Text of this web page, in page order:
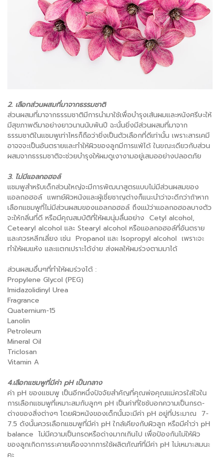
2. เลือกส่วนผสมที่มาจากธรรมชาติ
ส่วนผสมที่มาจากธรรมชาติมีการนำมาใช้เพื่อบำรุงเส้นผมและหนังศรีษะให้
มีสุขภาพดีมาอย่างยาวนานนับพันปี ฉะนั้นยิ่งมีส่วนผสมที่มาจาก
ธรรมชาติในแชมพูเท่าไหรก็ถือว่ายิ่งเป็นตัวเลือกที่ดีเท่านั้น เพราะสารเคมี
อาจจจะเป็นอันตรายและทำให้ผิวของลูกมีการแพ้ได้ ในขณะเดียวกับส่วน
ผสมจากธรรมชาติจะช่วยบำรุงให้ผมดูเงางามอยู่เสมออย่างปลอดภัย
3. ไม่มีแอลกอฮอล์
แชมพูสำหรับเด็กส่วนใหญ่จะมีการพัฒนาสูตรแบบไม่มีส่วนผสมของ
แอลกอฮอล์ แพทย์ผิวหนังและผู้เชี่ยชาญต่างก็แนะนำว่าจะดีกว่าถ้าหาก
เลือกแชมพูที่ไม่มีส่วนผสมของแอลกอฮอล์ ถึงแม้ว่าแอลกอฮอลบางตัว
จะให้กลิ่นที่ดี หรือมีคุณสมบัติที่ให้ผมนุ่มลื่นอย่าง Cetyl alcohol,
Cetearyl alcohol และ Stearyl alcohol หรือแอลกอฮอล์ที่อันตราย
และควรหลีกเลี่ยง เช่น Propanol และ Isopropyl alcohol เพราะจะ
ทำให้ผมแห้ง และแตกเปราะได้ง่าย ส่งผลให้ผมร่วงตามมาได้
ส่วนผสมอื่นๆที่ทำให้ผมร่วงได้ :
Propylene Glycol (PEG)
Imidazolidinyl Urea
Fragrance
Quaternium-15
Lanolin
Petroleum
Mineral Oil
Triclosan
Vitamin A
4.เลือกแชมพูที่มีค่า pH เป็นกลาง
ค่า pH ของแชมพู เป็นอีกหนึ่งปัจจัยสำคัญที่คุณพ่อคุณแม่ควรใส่ใจใน
การเลือกแชมพูที่เหมาะสมกับลูกๆ pH เป็นค่าที่ใชช้บอกความเป็นกรด-
ด่างของสิ่งต่างๆ โดยผิวหนังของเด็กนั้นจะมีค่า pH อยู่ที่ประมาณ 7-
7.5 ดังนั้นควรเลือกแชมพูที่มีค่า pH ใกล้เคียงกับผิวลูก หรือมีคำว่า pH
balance ไม่มีความเป็นกรดหรือด่างมากเกินไป เพื่อป้องกันไม่ให้ผิว
ของลูกเกิดการระคายเคืองจากการใช้ผลิตภัณฑ์ที่มีค่า pH ไม่เหมาะสมนะ
คะ